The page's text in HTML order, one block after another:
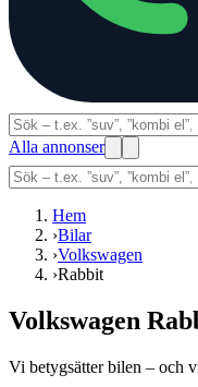
Alla annonser
Hem
›Bilar
›Volkswagen
›Rabbit
Volkswagen
Vi betygsätter bilen – och